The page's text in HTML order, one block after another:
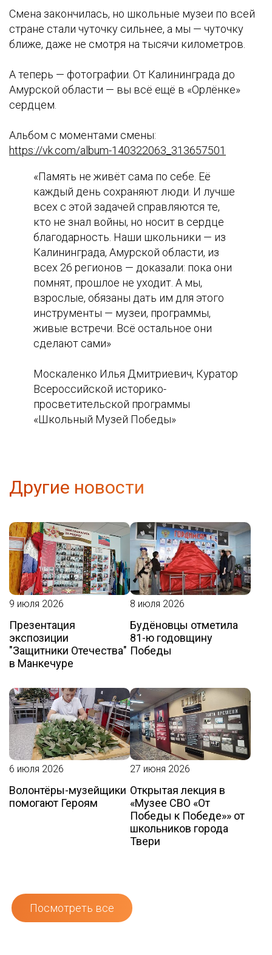
Смена закончилась, но школьные музеи по всей
стране стали чуточку сильнее, а мы — чуточку
ближе, даже не смотря на тысячи километров.
А теперь — фотографии. От Калининграда до
Амурской области — вы всё ещё в «Орлёнке»
сердцем.
Альбом с моментами смены:
https://vk.com/album-140322063_313657501
«Память не живёт сама по себе. Её
каждый день сохраняют люди. И лучше
всех с этой задачей справляются те,
кто не знал войны, но носит в сердце
благодарность. Наши школьники — из
Калининграда, Амурской области, из
всех 26 регионов — доказали: пока они
помнят, прошлое не уходит. А мы,
взрослые, обязаны дать им для этого
инструменты — музеи, программы,
живые встречи. Всё остальное они
сделают сами»
Москаленко Илья Дмитриевич, Куратор
Всероссийской историко-
просветительской программы
«Школьный Музей Победы»
Другие новости
9 июля 2026
Презентация
экспозиции
"Защитники Отечества"
в Манкечуре
8 июля 2026
Будёновцы отметила
81-ю годовщину
Победы
6 июля 2026
Волонтёры-музейщики
помогают Героям
27 июня 2026
Открытая лекция в
«Музее СВО «От
Победы к Победе»» от
школьников города
Твери
Посмотреть все